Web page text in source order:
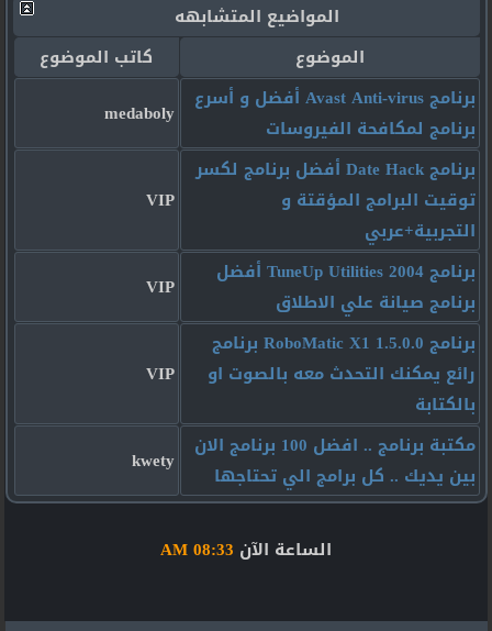
المواضيع المتشابهه
الموضوع
كاتب الموضوع
برنامج Avast Anti-virus أفضل و أسرع
برنامج لمكافحة الفيروسات
medaboly
برنامج Date Hack أفضل برنامج لكسر
توقيت البرامج المؤقتة و
التجربية+عربي
VIP
برنامج TuneUp Utilities 2004 أفضل
برنامج صيانة علي الاطلاق
VIP
برنامج RoboMatic X1 1.5.0.0 برنامج
رائع يمكنك التحدث معه بالصوت او
بالكتابة
VIP
مكتبة برنامج .. افضل 100 برنامج الان
بين يديك .. كل برامج الي تحتاجها
kwety
الساعة الآن 08:33 AM